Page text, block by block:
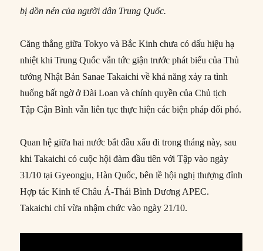
bị dồn nén của người dân Trung Quốc.
Căng thẳng giữa Tokyo và Bắc Kinh chưa có dấu hiệu hạ
nhiệt khi Trung Quốc vẫn tức giận trước phát biểu của Thủ
tướng Nhật Bản Sanae Takaichi về khả năng xảy ra tình
huống bất ngờ ở Đài Loan và chính quyền của Chủ tịch
Tập Cận Bình vẫn liên tục thực hiện các biện pháp đối phó.
Quan hệ giữa hai nước bắt đầu xấu đi trong tháng này, sau
khi Takaichi có cuộc hội đàm đầu tiên với Tập vào ngày
31/10 tại Gyeongju, Hàn Quốc, bên lề hội nghị thượng đỉnh
Hợp tác Kinh tế Châu Á-Thái Bình Dương APEC.
Takaichi chỉ vừa nhậm chức vào ngày 21/10.